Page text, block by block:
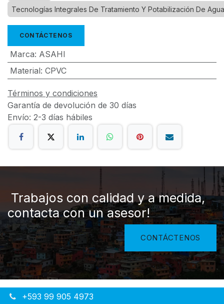
Tecnologías Integrales De Tratamiento Y Potabilización De Agua
CONTÁCTENOS
Marca: ASAHI
Material: CPVC
Términos y condiciones
Garantía de devolución de 30 días
Envío: 2-3 días hábiles
Trabajos con calidad y a medida,
contacta con un asesor!
CONTÁCTENOS
+593 99 905 4973